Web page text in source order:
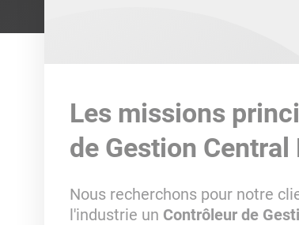
Les missions
de Gestion Central
Nous recherchons pour notre
l'industrie un Contrôleur de